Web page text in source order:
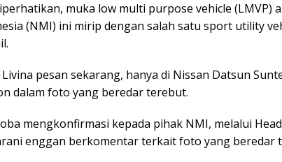
muka low multi purpose vehicle (LMVP)
(NMI) ini mirip dengan salah satu sport utility
Livina pesan sekarang, hanya di Nissan Datsun
dalam foto yang beredar terebut.
mengkonfirmasi kepada pihak NMI, melalui
enggan berkomentar terkait foto yang beredar